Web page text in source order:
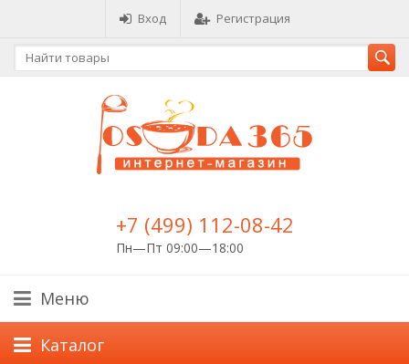
Вход Регистрация
+7 (499) 112-08-42
Пн—Пт 09:00—18:00
Меню
Каталог